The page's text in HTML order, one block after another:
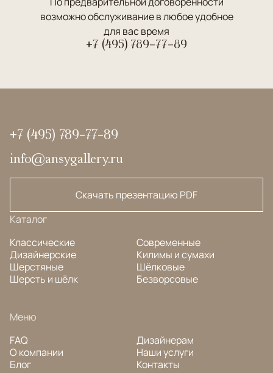
возможно обслуживание в любое удобное
для вас время
+7 (495) 789-77-89
+7 (495) 789-77-89
info@ansygallery.ru
Скачать презентацию PDF
Каталог
Классические
Дизайнерские
Шерстяные
Шерсть и шёлк
Современные
Килимы и сумахи
Шёлковые
Безворсовые
Меню
FAQ
О компании
Блог
Дизайнерам
Наши услуги
Контакты